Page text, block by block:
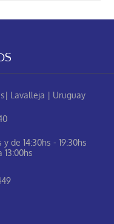
Lavalleja | Uruguay
de 14:30hs - 19:30hs
13:00hs